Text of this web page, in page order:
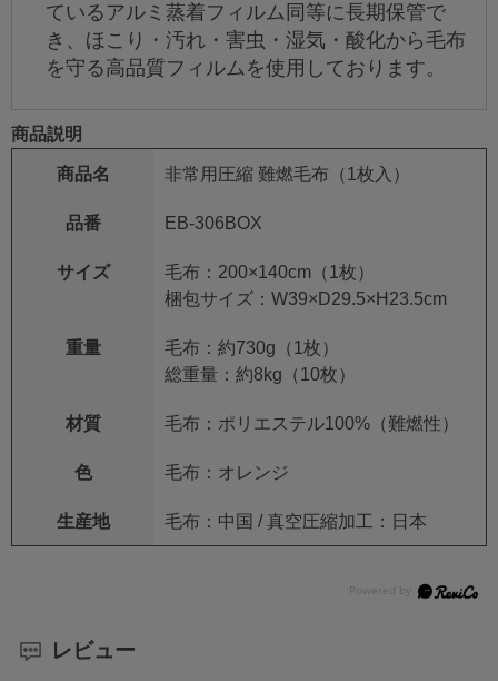
ているアルミ蒸着フィルム同等に長期保管で
き、ほこり・汚れ・害虫・湿気・酸化から毛布
を守る高品質フィルムを使用しております。
商品説明
商品名 非常用圧縮 難燃毛布（1枚入）
品番 EB-306BOX
サイズ
毛布：200×140cm（1枚）
梱包サイズ：W39×D29.5×H23.5cm
重量
毛布：約730g（1枚）
総重量：約8kg（10枚）
材質 毛布：ポリエステル100%（難燃性）
色 毛布：オレンジ
生産地 毛布：中国 / 真空圧縮加工：日本
レビュー